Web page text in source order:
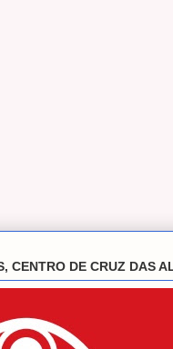
CENTRO DE CRUZ DAS